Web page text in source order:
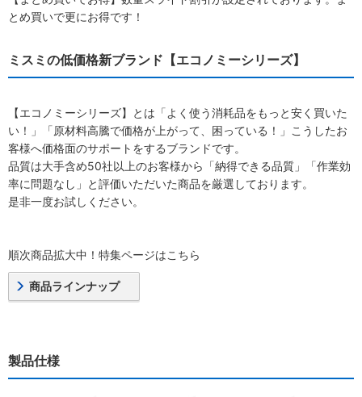
とめ買いで更にお得です！
ミスミの低価格新ブランド【エコノミーシリーズ】
【エコノミーシリーズ】とは「よく使う消耗品をもっと安く買いた
い！」「原材料高騰で価格が上がって、困っている！」こうしたお
客様へ価格面のサポートをするブランドです。
品質は大手含め50社以上のお客様から「納得できる品質」「作業効
率に問題なし」と評価いただいた商品を厳選しております。
是非一度お試しください。
順次商品拡大中！特集ページはこちら
商品ラインナップ
製品仕様